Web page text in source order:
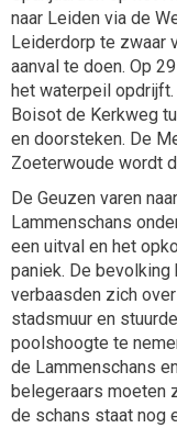
naar Leiden via de
Leiderdorp te zwaar
aanval te doen. Op
het waterpeil opdrijft.
Boisot de Kerkweg
en doorsteken. De
Zoeterwoude wordt
De Geuzen varen
Lammenschans
een uitval en het
paniek. De bevolking
verbaasden zich
stadsmuur en
poolshoogte te
de Lammenschans
belegeraars moeten
de schans staat nog